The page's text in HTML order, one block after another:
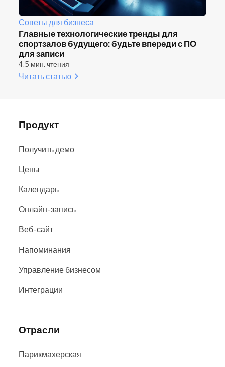
Советы для бизнеса
Главные технологические тренды для
спортзалов будущего: будьте впереди с ПО
для записи
4.5 мин. чтения
Читать статью
Продукт
Получить демо
Цены
Календарь
Онлайн-запись
Веб-сайт
Напоминания
Управление бизнесом
Интеграции
Отрасли
Парикмахерская